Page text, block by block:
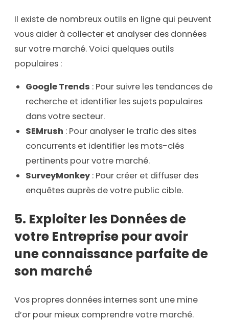
Il existe de nombreux outils en ligne qui peuvent
vous aider à collecter et analyser des données
sur votre marché. Voici quelques outils
populaires :
Google Trends : Pour suivre les tendances de
recherche et identifier les sujets populaires
dans votre secteur.
SEMrush : Pour analyser le trafic des sites
concurrents et identifier les mots-clés
pertinents pour votre marché.
SurveyMonkey : Pour créer et diffuser des
enquêtes auprès de votre public cible.
5. Exploiter les Données de
votre Entreprise pour avoir
une connaissance parfaite de
son marché
Vos propres données internes sont une mine
d’or pour mieux comprendre votre marché.